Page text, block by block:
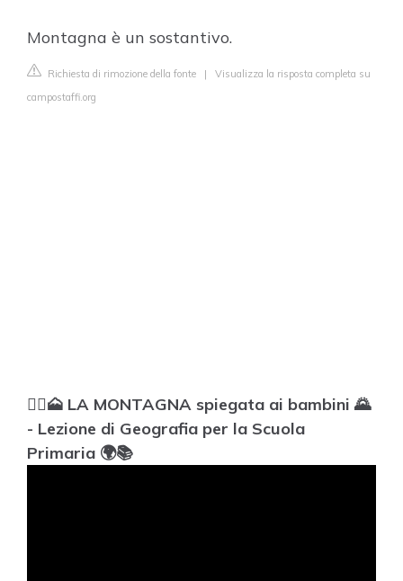
Montagna è un sostantivo.
Richiesta di rimozione della fonte | Visualizza la risposta completa su
campostaffi.org
🧗‍♂️🗻 LA MONTAGNA spiegata ai bambini 🌄
- Lezione di Geografia per la Scuola
Primaria 🌍📚